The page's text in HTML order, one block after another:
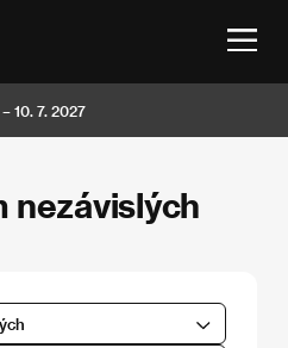
10. 7. 2027
nezávislých